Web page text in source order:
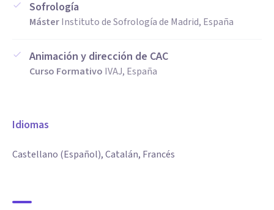
Sofrología
MásterInstituto de Sofrología de Madrid, España
Animación y dirección de CAC
Curso Formativo IVAJ, España
Idiomas
Castellano (Español), Catalán, Francés